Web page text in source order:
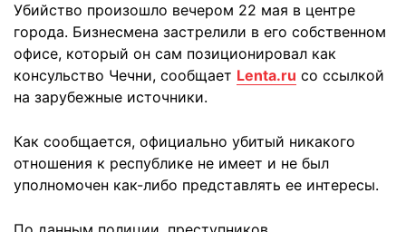
Убийство произошло вечером 22 мая в центре
города. Бизнесмена застрелили в его собственном
офисе, который он сам позиционировал как
консульство Чечни, сообщает Lenta.ru со ссылкой
на зарубежные источники.
Как сообщается, официально убитый никакого
отношения к республике не имеет и не был
уполномочен как-либо представлять ее интересы.